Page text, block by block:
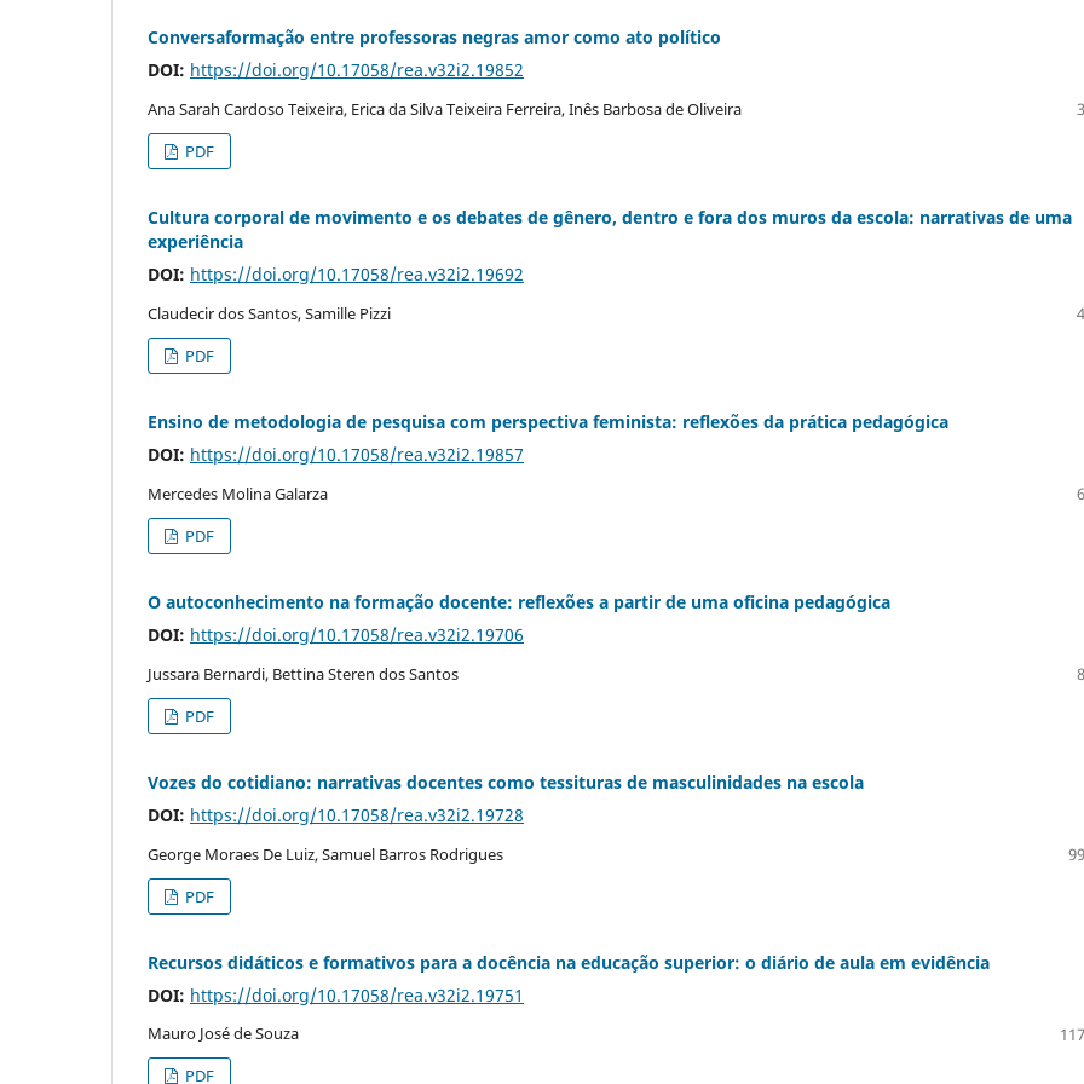
Conversaformação entre professoras negras amor como ato político
DOI: https://doi.org/10.17058/rea.v32i2.19852
Ana Sarah Cardoso Teixeira, Erica da Silva Teixeira Ferreira, Inês Barbosa de Oliveira
PDF
Cultura corporal de movimento e os debates de gênero, dentro e fora dos muros da escola: narrativas de uma
experiência
DOI: https://doi.org/10.17058/rea.v32i2.19692
Claudecir dos Santos, Samille Pizzi
PDF
Ensino de metodologia de pesquisa com perspectiva feminista: reflexões da prática pedagógica
DOI: https://doi.org/10.17058/rea.v32i2.19857
Mercedes Molina Galarza
PDF
O autoconhecimento na formação docente: reflexões a partir de uma oficina pedagógica
DOI: https://doi.org/10.17058/rea.v32i2.19706
Jussara Bernardi, Bettina Steren dos Santos
PDF
Vozes do cotidiano: narrativas docentes como tessituras de masculinidades na escola
DOI: https://doi.org/10.17058/rea.v32i2.19728
George Moraes De Luiz, Samuel Barros Rodrigues
PDF
Recursos didáticos e formativos para a docência na educação superior: o diário de aula em evidência
DOI: https://doi.org/10.17058/rea.v32i2.19751
Mauro José de Souza
PDF